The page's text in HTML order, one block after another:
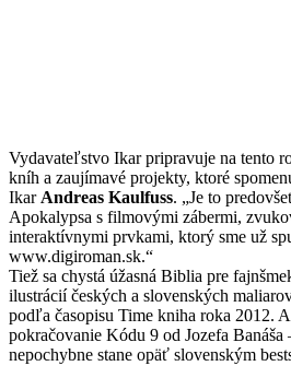
Vydavateľstvo Ikar pripravuje na tento
kníh a zaujímavé projekty, ktoré
Ikar Andreas Kaulfuss. „Je to
Apokalypsa s filmovými zábermi,
interaktívnymi prvkami, ktorý sme už
www.digiroman.sk.“
Tiež sa chystá úžasná Biblia pre
ilustrácií českých a slovenských
podľa časopisu Time kniha roka 2012.
pokračovanie Kódu 9 od Jozefa Banáša
nepochybne stane opäť slovenským